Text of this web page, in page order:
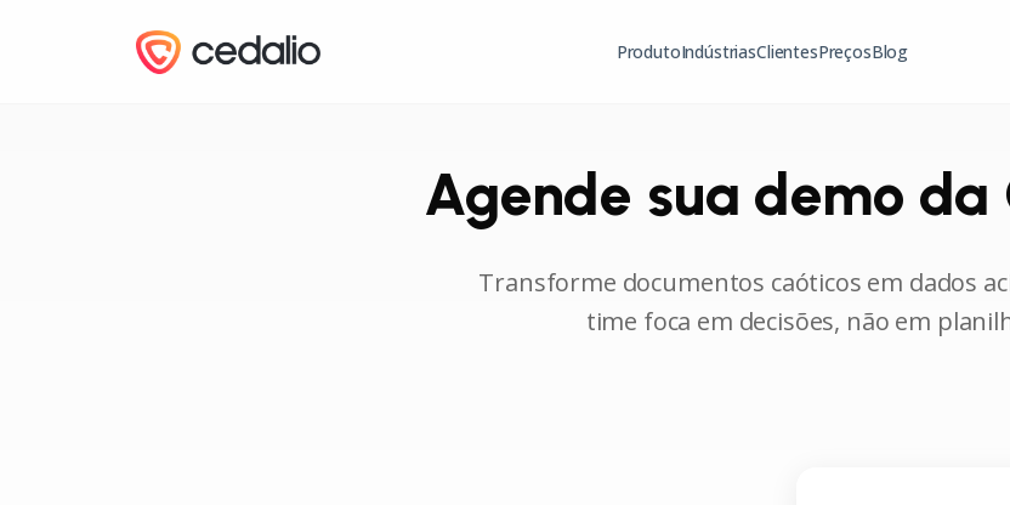
ProdutoIndústriasClientesPreçosBlog
Agende sua demo da
Transforme documentos caóticos em dados
time foca em decisões, não em